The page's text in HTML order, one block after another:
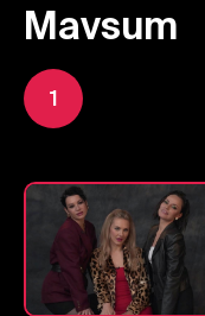
Mavsum
1
Bekor